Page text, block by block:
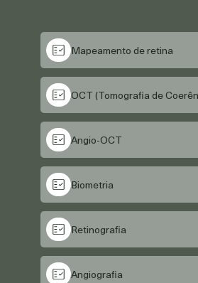
Mapeamento de retina
OCT (Tomografia de
Angio-OCT
Biometria
Retinografia
Angiografia